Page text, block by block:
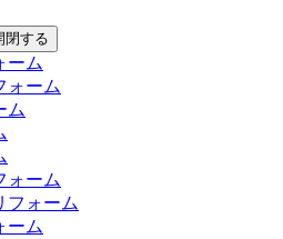
閉する
ーム
ォーム
ム
ォーム
フォーム
ーム